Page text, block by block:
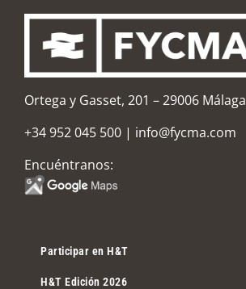
Ortega y Gasset, 201 – 29006 Málaga
+34 952 045 500 | info@fycma.com
Encuéntranos:
Participar en H&T
H&T Edición 2026